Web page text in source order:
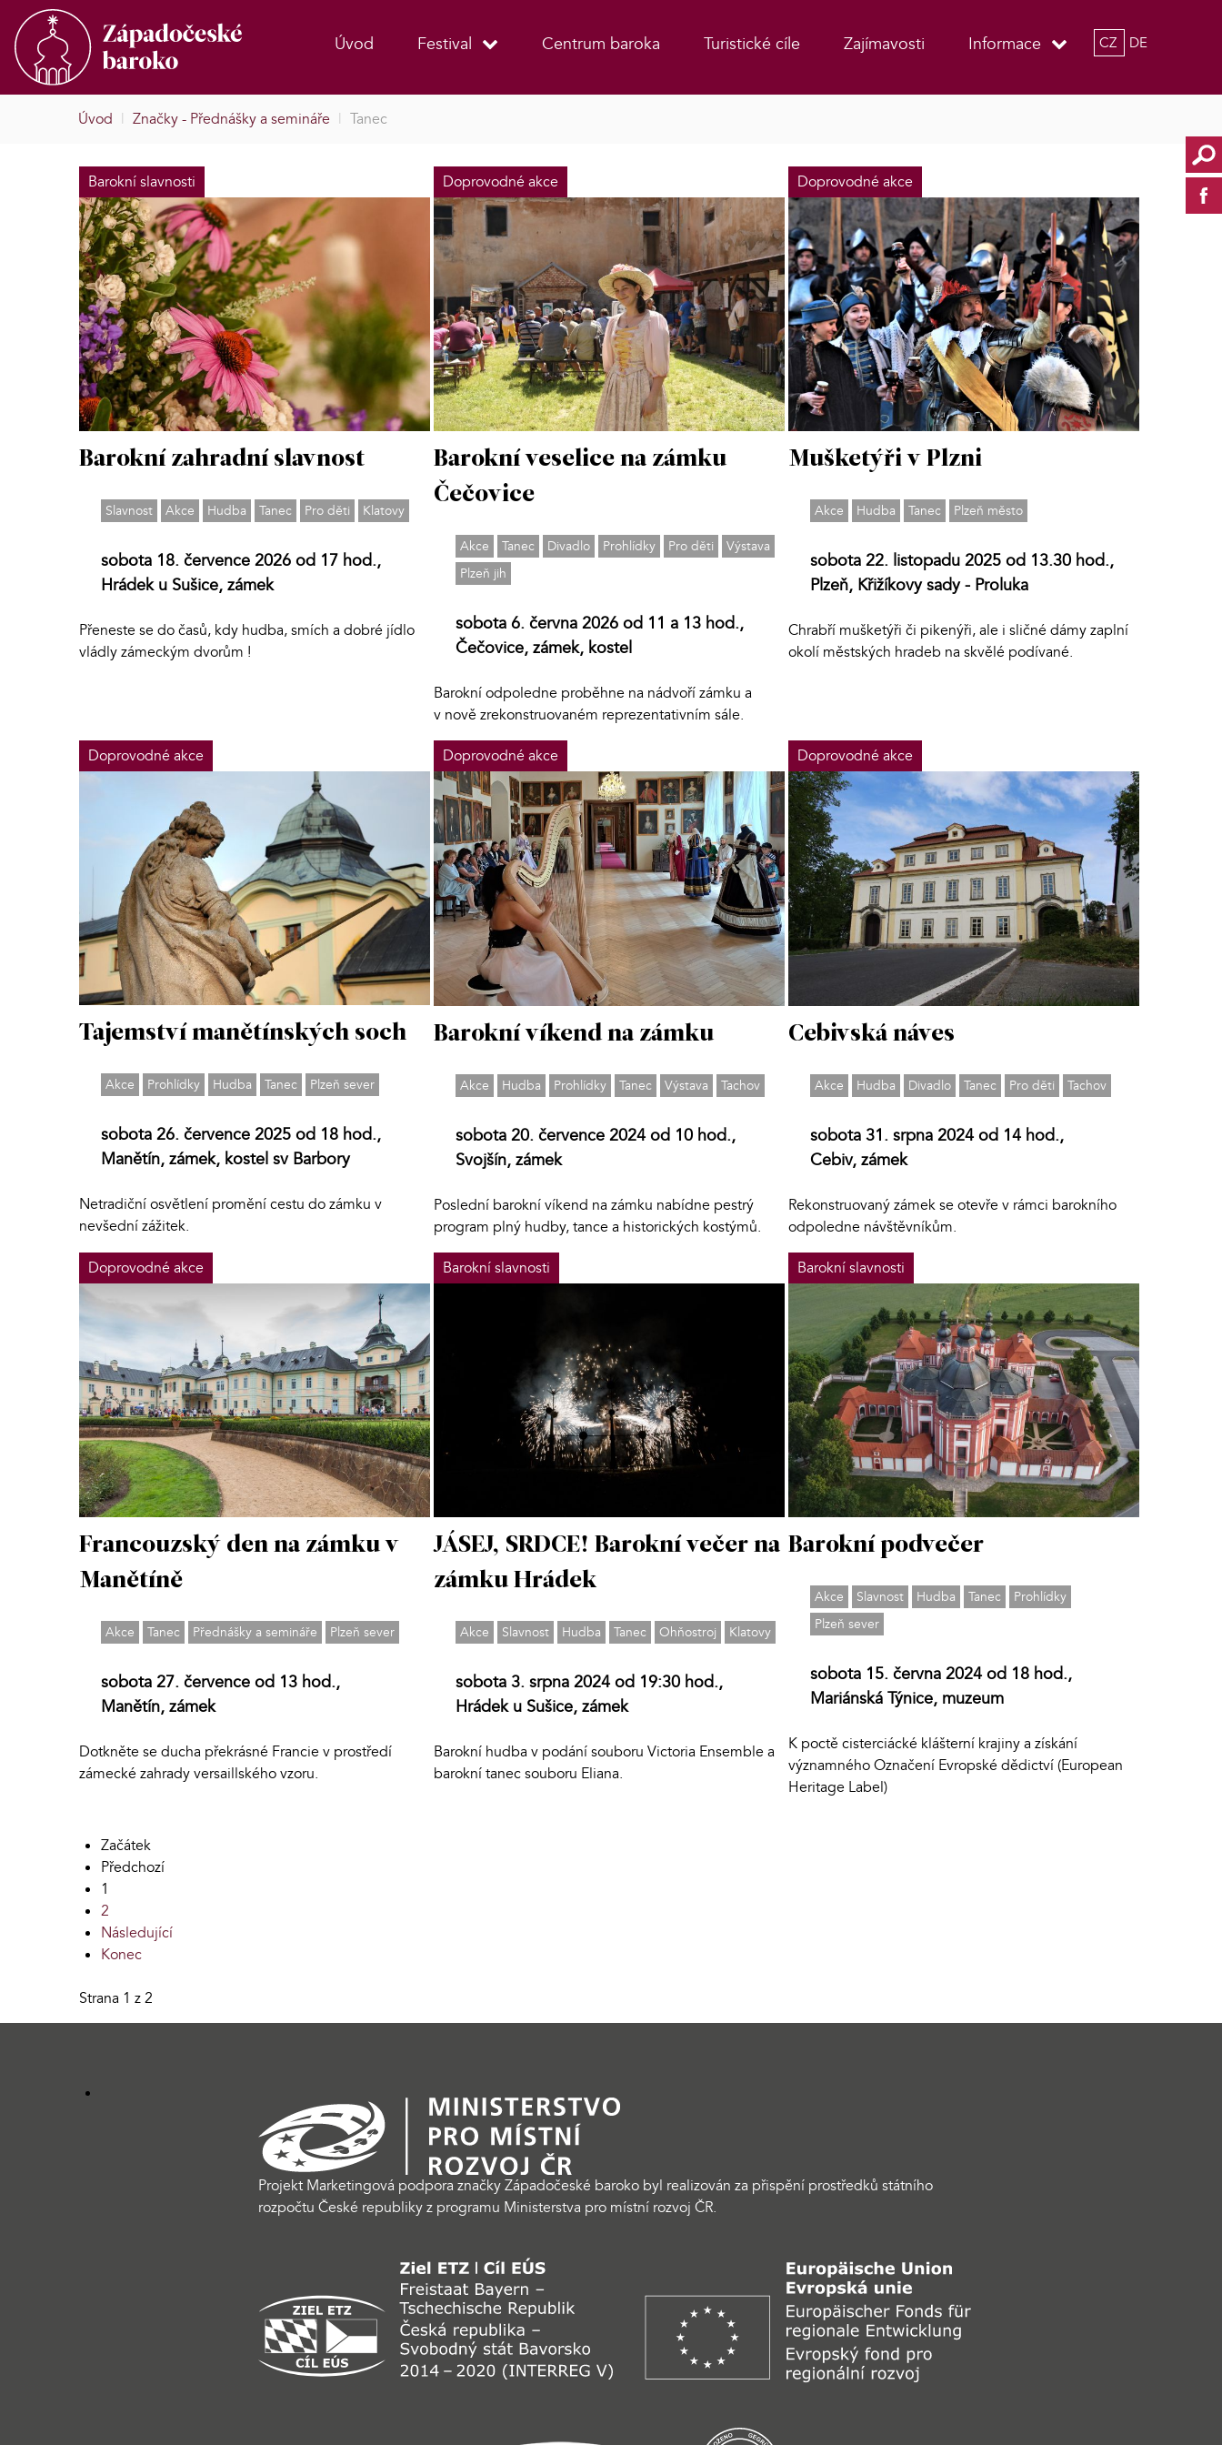
Úvod Festival Centrum baroka Turistické cíle Zajímavosti Informace CZ DE
Úvod | Značky - Přednášky a semináře | Tanec
Barokní slavnosti
Barokní zahradní slavnost
Slavnost Akce Hudba Tanec Pro děti Klatovy
sobota 18. července 2026 od 17 hod.,
Hrádek u Sušice, zámek
Přeneste se do časů, kdy hudba, smích a dobré jídlo
vládly zámeckým dvorům !
Doprovodné akce
Barokní veselice na zámku
Čečovice
Akce Tanec Divadlo Prohlídky Pro děti
Výstava
Plzeň jih
sobota 6. června 2026 od 11 a 13 hod.,
Čečovice, zámek, kostel
Barokní odpoledne proběhne na nádvoří zámku a
v nově zrekonstruovaném reprezentativním sále.
Doprovodné akce
Mušketýři v Plzni
Akce Hudba Tanec Plzeň město
sobota 22. listopadu 2025 od 13.30 hod.,
Plzeň, Křižíkovy sady - Proluka
Chrabří mušketýři či pikenýři, ale i sličné dámy zaplní
okolí městských hradeb na skvělé podívané.
Doprovodné akce
Tajemství manětínských soch
Akce Prohlídky Hudba Tanec Plzeň sever
sobota 26. července 2025 od 18 hod.,
Manětín, zámek, kostel sv Barbory
Netradiční osvětlení promění cestu do zámku v
nevšední zážitek.
Doprovodné akce
Barokní víkend na zámku
Akce Hudba Prohlídky Tanec Výstava Tachov
sobota 20. července 2024 od 10 hod.,
Svojšín, zámek
Poslední barokní víkend na zámku nabídne pestrý
program plný hudby, tance a historických kostýmů.
Doprovodné akce
Cebivská náves
Akce Hudba Divadlo Tanec Pro děti Tachov
sobota 31. srpna 2024 od 14 hod.,
Cebiv, zámek
Rekonstruovaný zámek se otevře v rámci barokního
odpoledne návštěvníkům.
Doprovodné akce
Francouzský den na zámku v
Manětíně
Akce Tanec Přednášky a semináře Plzeň sever
sobota 27. července od 13 hod.,
Manětín, zámek
Dotkněte se ducha překrásné Francie v prostředí
zámecké zahrady versaillského vzoru.
Barokní slavnosti
JÁSEJ, SRDCE! Barokní večer na
zámku Hrádek
Akce Slavnost Hudba Tanec Ohňostroj Klatovy
sobota 3. srpna 2024 od 19:30 hod.,
Hrádek u Sušice, zámek
Barokní hudba v podání souboru Victoria Ensemble a
barokní tanec souboru Eliana.
Barokní slavnosti
Barokní podvečer
Akce Slavnost Hudba Tanec
Prohlídky
Plzeň sever
sobota 15. června 2024 od 18 hod.,
Mariánská Týnice, muzeum
K poctě cisterciácké klášterní krajiny a získání
významného Označení Evropské dědictví (European
Heritage Label)
Začátek
Předchozí
1
2
Následující
Konec
Strana 1 z 2
Projekt Marketingová podpora značky Západočeské baroko byl realizován za přispění prostředků státního
rozpočtu České republiky z programu Ministerstva pro místní rozvoj ČR.